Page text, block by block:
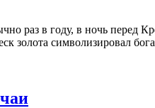
раз в году, в ночь перед
символизировал